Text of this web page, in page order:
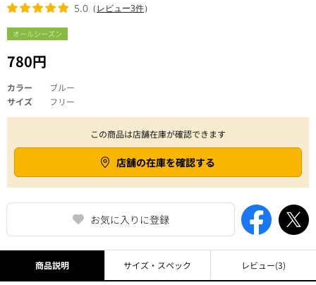
オールシーズン
780円
5.0 （レビュー3件）
お気に入りに登録
カラー
ブルー
サイズ
フリー
この商品は店舗在庫が確認できます
店舗の在庫を確認する
商品説明 サイズ・スペック レビュー(3)